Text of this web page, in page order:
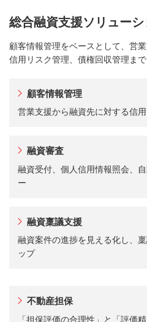
総合融資支援ソリューシ
顧客情報管理をベースとして、営
信用リスク管理、債権回収管理ま
顧客情報管理
営業支援から融資先に対する信
融資審査
融資受付、個人信用情報照会、
ー
融資稟議支援
融資案件の進捗を見える化し、
ップ
不動産担保
「担保評価の合理性」と「評価